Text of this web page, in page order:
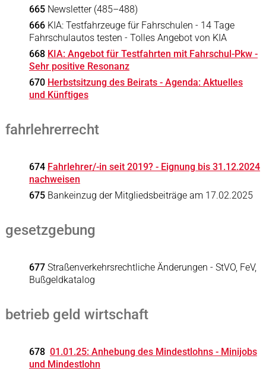
665 Newsletter (485–488)
666 KIA: Testfahrzeuge für Fahrschulen - 14 Tage
Fahrschulautos testen - Tolles Angebot von KIA
668 KIA: Angebot für Testfahrten mit Fahrschul-Pkw -
Sehr positive Resonanz
670 Herbstsitzung des Beirats - Agenda: Aktuelles
und Künftiges
fahrlehrerrecht
674 Fahrlehrer/-in seit 2019? - Eignung bis 31.12.2024
nachweisen
675Bankeinzug der Mitgliedsbeiträge am 17.02.2025
gesetzgebung
677 Straßenverkehrsrechtliche Änderungen - StVO, FeV,
Bußgeldkatalog
betrieb geld wirtschaft
678 01.01.25: Anhebung des Mindestlohns - Minijobs
und Mindestlohn